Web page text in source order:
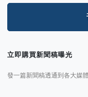
立即購買新聞稿曝光
發一篇新聞稿透通到各大媒